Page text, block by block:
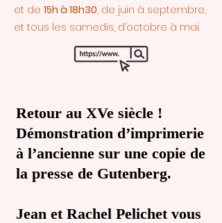
et de 15h à 18h30, de juin à septembre,
et tous les samedis, d’octobre à mai.
Retour au XVe siècle !
Démonstration d’imprimerie
à l’ancienne sur une copie de
la presse de Gutenberg.
Jean et Rachel Pelichet vous